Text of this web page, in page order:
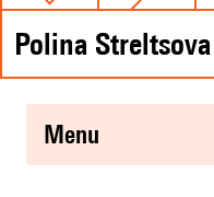
Polina Streltsova
menu